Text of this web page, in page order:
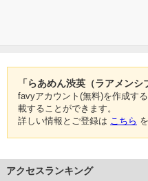
「らあめん渋英（ラアメン
favyアカウント(無料)を作成す
載することができます。
詳しい情報とご登録は こちら
アクセスランキング